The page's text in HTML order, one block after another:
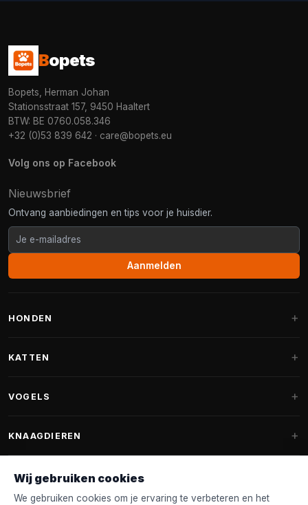
Bopets
Bopets, Herman Johan
Stationsstraat 157, 9450 Haaltert
BTW: BE 0760.058.346
+32 (0)53 839 642 · care@bopets.eu
Volg ons op Facebook
Nieuwsbrief
Ontvang aanbiedingen en tips voor je huisdier.
Aanmelden
HONDEN
Fantail hondenmanden
Hondenspeelgoed
KATTEN
Krabpalen voor Maine Coon
VOGELS
Vogelvoer binnenvogels
Voederhuisjes
KNAAGDIEREN
Knaagdierenvoer
Wij gebruiken cookies
We gebruiken cookies om je ervaring te verbeteren en het